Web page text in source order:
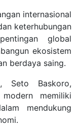
internasional
keterhubungan
global
ekosistem
berdaya saing.
Seto Baskoro,
memiliki
mendukung